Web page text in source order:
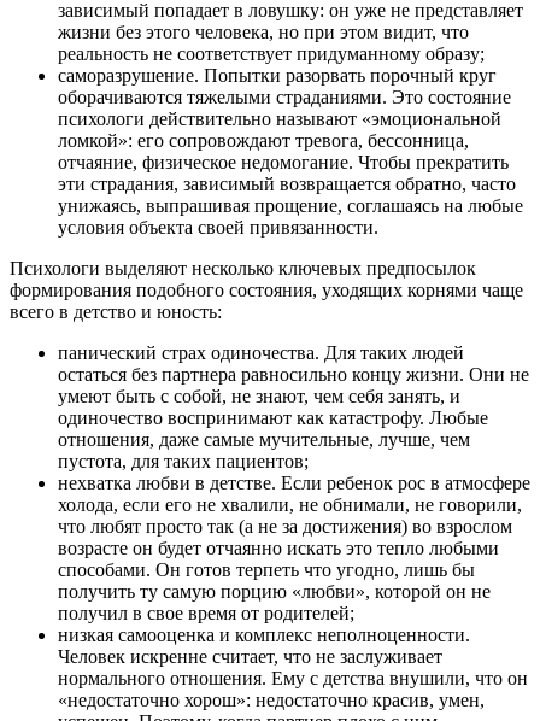
зависимый попадает в ловушку: он уже не представляет
жизни без этого человека, но при этом видит, что
реальность не соответствует придуманному образу;
саморазрушение. Попытки разорвать порочный круг
оборачиваются тяжелыми страданиями. Это состояние
психологи действительно называют «эмоциональной
ломкой»: его сопровождают тревога, бессонница,
отчаяние, физическое недомогание. Чтобы прекратить
эти страдания, зависимый возвращается обратно, часто
унижаясь, выпрашивая прощение, соглашаясь на любые
условия объекта своей привязанности.
Психологи выделяют несколько ключевых предпосылок
формирования подобного состояния, уходящих корнями чаще
всего в детство и юность:
панический страх одиночества. Для таких людей
остаться без партнера равносильно концу жизни. Они не
умеют быть с собой, не знают, чем себя занять, и
одиночество воспринимают как катастрофу. Любые
отношения, даже самые мучительные, лучше, чем
пустота, для таких пациентов;
нехватка любви в детстве. Если ребенок рос в атмосфере
холода, если его не хвалили, не обнимали, не говорили,
что любят просто так (а не за достижения) во взрослом
возрасте он будет отчаянно искать это тепло любыми
способами. Он готов терпеть что угодно, лишь бы
получить ту самую порцию «любви», которой он не
получил в свое время от родителей;
низкая самооценка и комплекс неполноценности.
Человек искренне считает, что не заслуживает
нормального отношения. Ему с детства внушили, что он
«недостаточно хорош»: недостаточно красив, умен,